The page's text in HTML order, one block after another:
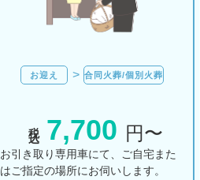
お迎え 合同火葬/個別火葬
7,700 円〜
お引き取り専用車にて、ご自宅また
はご指定の場所にお伺いします。